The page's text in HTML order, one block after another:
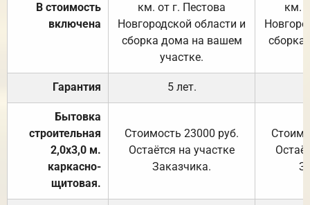
В стоимость
включена
км. от г. Пестова
Новгородской области и
сборка дома на вашем
участке.
км.
Гарантия 5 лет.
Бытовка
строительная
2,0х3,0 м.
каркасно-
щитовая.
Стоимость 23000 руб.
Остаётся на участке
Заказчика.